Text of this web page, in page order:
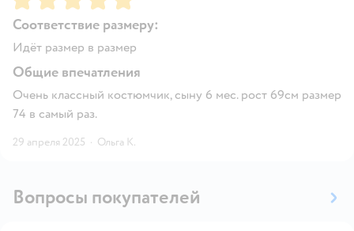
Соответствие размеру:
Идёт размер в размер
Общие впечатления
Очень классный костюмчик, сыну 6 мес. рост 69см размер
74 в самый раз.
29 апреля 2025 · Ольга К.
Вопросы покупателей